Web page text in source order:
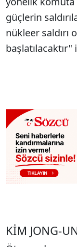
güçlerin
nükleer saldırı
başlatılacaktır"
KİM JONG-